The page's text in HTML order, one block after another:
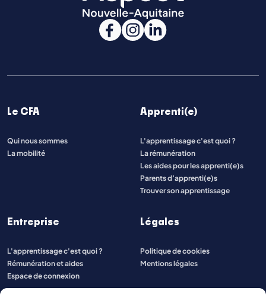
Le CFA
Qui nous sommes
La mobilité
Apprenti(e)
L'apprentissage c'est quoi ?
La rémunération
Les aides pour les apprenti(e)s
Parents d’apprenti(e)s
Trouver son apprentissage
Entreprise
L'apprentissage c'est quoi ?
Rémunération et aides
Espace de connexion
Légales
Politique de cookies
Mentions légales